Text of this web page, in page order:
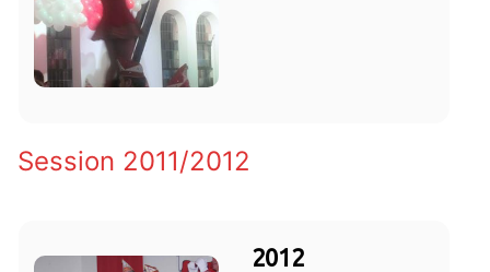
Session 2011/2012
2012